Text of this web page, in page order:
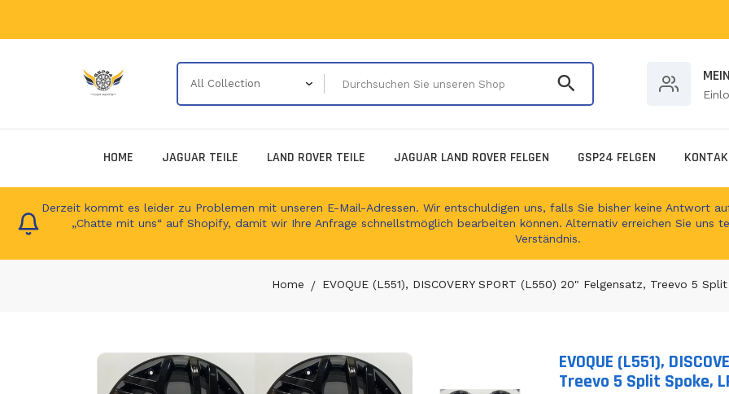
Durchsuchen Sie
HOME JAGUAR TEILE LAND ROVER TEILE JAGUAR LAND ROVER FELGEN GSP24 FELGEN
Derzeit kommt es leider zu Problemen mit unseren E-Mail-Adressen. Wir entschuldigen uns, falls Sie bisher keine Antwort
„Chatte mit uns“ auf Shopify, damit wir Ihre Anfrage schnellstmöglich bearbeiten können. Alternativ erreichen Sie uns
Verständnis.
Home EVOQUE (L551), DISCOVERY SPORT (L550) 20" Felgensatz, Treevo 5
EVOQUE (L551),
Treevo 5 Split Spoke,
Translation missing: